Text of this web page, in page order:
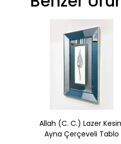
Allah (C. C.) Lazer
Ayna Çerçeveli Tablo